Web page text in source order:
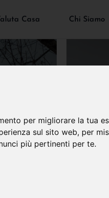
per migliorare la tua
sul sito web, per
più pertinenti per te.
Casa Chi Siamo